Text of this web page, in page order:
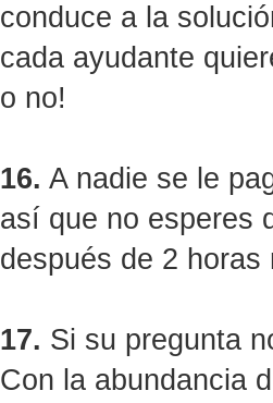
conduce a la
cada ayudante
o no!
16. A nadie se le
así que no esperes
después de 2
17. Si su pregunta
Con la abundancia